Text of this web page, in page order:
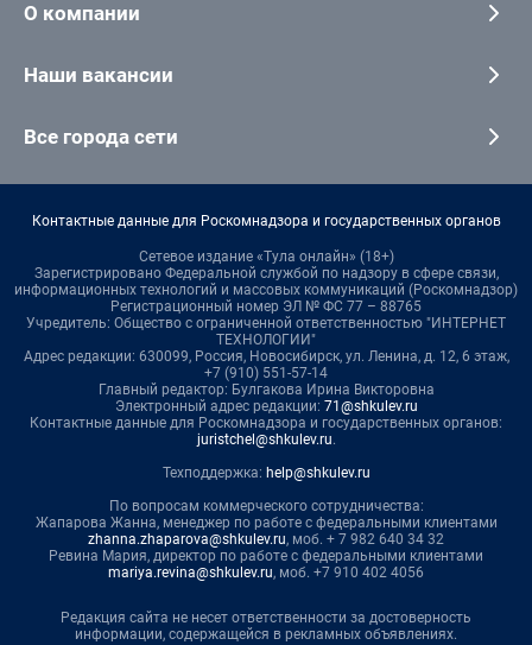
О компании
Наши вакансии
Все города сети
Контактные данные для Роскомнадзора и государственных органов
Сетевое издание «Тула онлайн» (18+)
Зарегистрировано Федеральной службой по надзору в сфере связи,
информационных технологий и массовых коммуникаций (Роскомнадзор)
Регистрационный номер ЭЛ № ФС 77 – 88765
Учредитель: Общество с ограниченной ответственностью "ИНТЕРНЕТ
ТЕХНОЛОГИИ"
Адрес редакции: 630099, Россия, Новосибирск, ул. Ленина, д. 12, 6 этаж,
+7 (910) 551-57-14
Главный редактор: Булгакова Ирина Викторовна
Электронный адрес редакции: 71@shkulev.ru
Контактные данные для Роскомнадзора и государственных органов:
juristchel@shkulev.ru.
Техподдержка: help@shkulev.ru
По вопросам коммерческого сотрудничества:
Жапарова Жанна, менеджер по работе с федеральными клиентами
zhanna.zhaparova@shkulev.ru, моб. + 7 982 640 34 32
Ревина Мария, директор по работе с федеральными клиентами
mariya.revina@shkulev.ru, моб. +7 910 402 4056
Редакция сайта не несет ответственности за достоверность
информации, содержащейся в рекламных объявлениях.